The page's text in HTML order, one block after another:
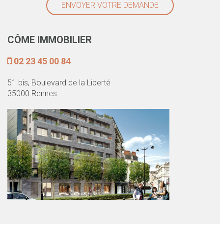
ENVOYER VOTRE DEMANDE
CÔME IMMOBILIER
02 23 45 00 84
51 bis, Boulevard de la Liberté
35000 Rennes